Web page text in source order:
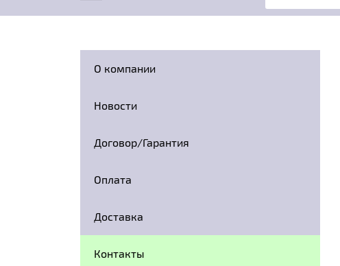
О компании
Новости
Договор/Гарантия
Оплата
Доставка
Контакты